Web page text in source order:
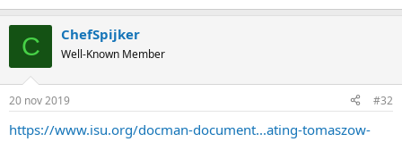
C ChefSpijker
Well-Known Member
20 nov 2019 #32
https://www.isu.org/docman-document...ating-tomaszow-